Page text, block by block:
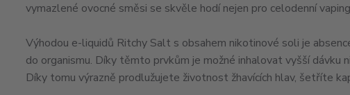
vymazlené ovocné směsi se skvěle hodí nejen pro celodenní
Výhodou e-liquidů Ritchy Salt s obsahem nikotinové soli je
do organismu. Díky těmto prvkům je možné inhalovat vyšší dávku
Díky tomu výrazně prodlužujete životnost žhavících hlav, šetříte